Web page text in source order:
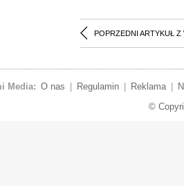
POPRZEDNI ARTYKUŁ Z
Media: O nas Regulamin Reklama
©